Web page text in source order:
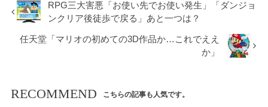
RPG三大害悪「お使い先でお使い発生」「ダンジョ
ンクリア後徒歩で戻る」あと一つは？
任天堂「マリオの初めての3D作品か…これでええ
か」
RECOMMEND こちらの記事も人気です。